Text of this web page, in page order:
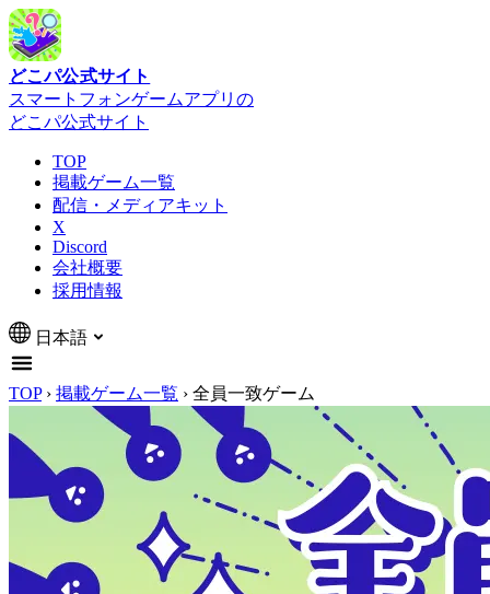
どこパ公式サイト
スマートフォンゲームアプリの
どこパ公式サイト
TOP
掲載ゲーム一覧
配信・メディアキット
X
Discord
会社概要
採用情報
日本語
TOP › 掲載ゲーム一覧 › 全員一致ゲーム